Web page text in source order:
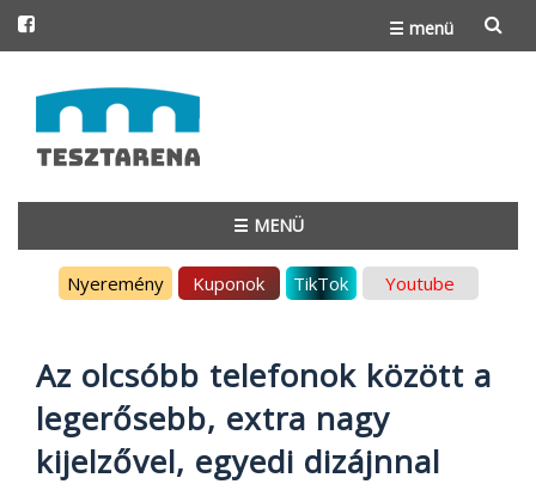
☰ menü
to
content
☰ MENÜ
Nyeremény Kuponok TikTok Youtube
Az olcsóbb telefonok között a
legerősebb, extra nagy
kijelzővel, egyedi dizájnnal